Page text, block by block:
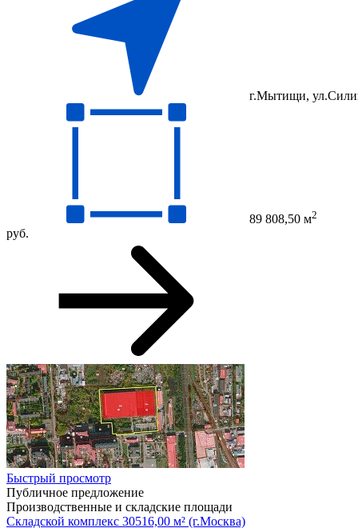
г.Мытищи,
89 808,50 м2
руб.
Быстрый просмотр
Публичное предложение
Производственные и складские площади
Складской комплекс 30516,00 м² (г.Москва)